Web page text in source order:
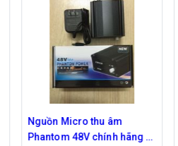
Nguồn Micro thu âm
Phantom 48V chính hãng -